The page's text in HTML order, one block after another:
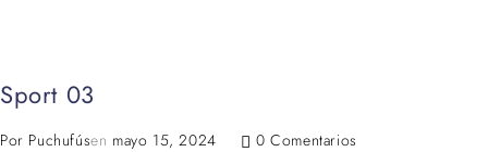
Sport 03
Por Puchufúsen mayo 15, 2024 0 Comentarios